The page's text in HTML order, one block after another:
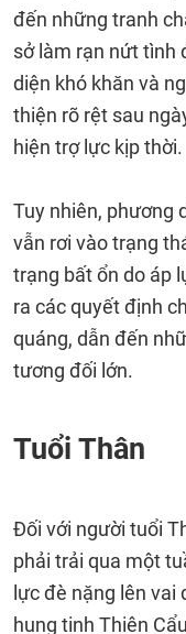
đến những tranh
sở làm rạn nứt tình
diện khó khăn và
thiện rõ rệt sau
hiện trợ lực kịp thời.
Tuy nhiên, phương
vẫn rơi vào trạng
trạng bất ổn do áp
ra các quyết định
quáng, dẫn đến
tương đối lớn.
Tuổi Thân
Đối với người tuổi
phải trải qua một
lực đè nặng lên
hung tinh Thiên